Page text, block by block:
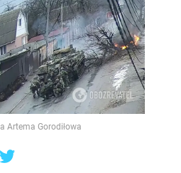
Artema Gorodiłowa